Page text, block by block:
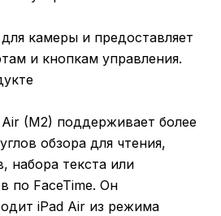
камеры и предоставляет
и кнопкам управления.
Air (M2) поддерживает более
обзора для чтения,
набора текста или
по FaceTime. Он
iPad Air из режима